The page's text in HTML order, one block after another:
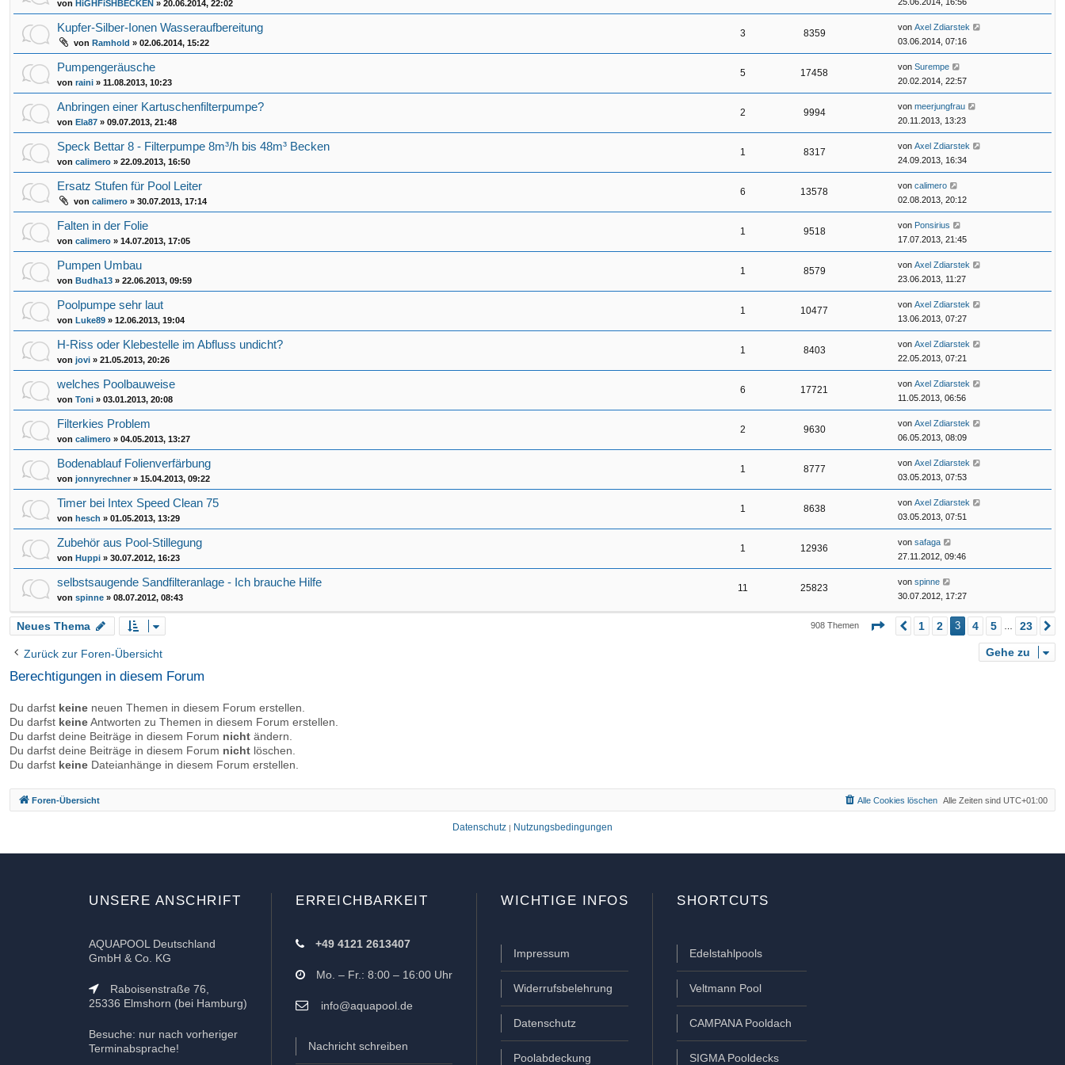
von HiGHFiSHBECKEN » 20.06.2014, 22:02
Kupfer-Silber-Ionen Wasseraufbereitung
von Ramhold » 02.06.2014, 15:22
3 8359
von Axel Zdiarstek
03.06.2014, 07:16
Pumpengeräusche
von raini » 11.08.2013, 10:23
5 17458
von Surempe
20.02.2014, 22:57
Anbringen einer Kartuschenfilterpumpe?
von Ela87 » 09.07.2013, 21:48
2 9994
von meerjungfrau
20.11.2013, 13:23
Speck Bettar 8 - Filterpumpe 8m³/h bis 48m³ Becken
von calimero » 22.09.2013, 16:50
1 8317
von Axel Zdiarstek
24.09.2013, 16:34
Ersatz Stufen für Pool Leiter
von calimero » 30.07.2013, 17:14
6 13578
von calimero
02.08.2013, 20:12
Falten in der Folie
von calimero » 14.07.2013, 17:05
1 9518
von Ponsirius
17.07.2013, 21:45
Pumpen Umbau
von Budha13 » 22.06.2013, 09:59
1 8579
von Axel Zdiarstek
23.06.2013, 11:27
Poolpumpe sehr laut
von Luke89 » 12.06.2013, 19:04
1 10477
von Axel Zdiarstek
13.06.2013, 07:27
H-Riss oder Klebestelle im Abfluss undicht?
von jovi » 21.05.2013, 20:26
1 8403
von Axel Zdiarstek
22.05.2013, 07:21
welches Poolbauweise
von Toni » 03.01.2013, 20:08
6 17721
von Axel Zdiarstek
11.05.2013, 06:56
Filterkies Problem
von calimero » 04.05.2013, 13:27
2 9630
von Axel Zdiarstek
06.05.2013, 08:09
Bodenablauf Folienverfärbung
von jonnyrechner» 15.04.2013, 09:22
1 8777
von Axel Zdiarstek
03.05.2013, 07:53
Timer bei Intex Speed Clean 75
von hesch » 01.05.2013, 13:29
1 8638
von Axel Zdiarstek
03.05.2013, 07:51
Zubehör aus Pool-Stillegung
von Huppi » 30.07.2012, 16:23
1 12936
von safaga
27.11.2012, 09:46
selbstsaugende Sandfilteranlage - Ich brauche Hilfe
von spinne » 08.07.2012, 08:43
11 25823
von spinne
30.07.2012, 17:27
Neues Thema 908 Themen Seite 3von 23
Vorherige
1 2 3 4 5 23
Zurück zur Foren-Übersicht Gehe zu
Berechtigungen in diesem Forum
Du darfst keine neuen Themen in diesem Forum erstellen.
Du darfst keineAntworten zu Themen in diesem Forum erstellen.
Du darfst deine Beiträge in diesem Forum nicht ändern.
Du darfst deine Beiträge in diesem Forum nicht löschen.
Du darfst keine Dateianhänge in diesem Forum erstellen.
Foren-Übersicht Alle Zeiten sind UTC+01:00
Alle Cookies löschen
Datenschutz Nutzungsbedingungen
UNSERE ANSCHRIFT
AQUAPOOL Deutschland
GmbH & Co. KG
Raboisenstraße 76,
25336 Elmshorn (bei Hamburg)
Besuche: nur nach vorheriger
Terminabsprache!
ERREICHBARKEIT
+49 4121 2613407
Mo. – Fr.: 8:00 – 16:00 Uhr
info@aquapool.de
Nachricht schreiben
WICHTIGE INFOS
Impressum
Widerrufsbelehrung
Datenschutz
Poolabdeckung
SHORTCUTS
Edelstahlpools
Veltmann Pool
CAMPANA Pooldach
SIGMA Pooldecks